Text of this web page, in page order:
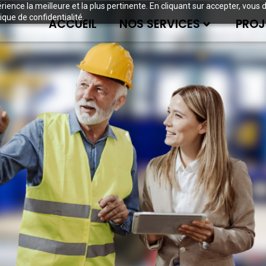
la meilleure et la plus pertinente. En cliquant sur accepter,
de confidentialité.
ACCUEIL NOS SERVICES